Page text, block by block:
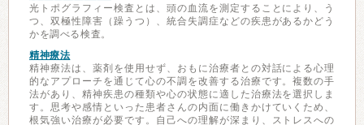
光トポグラフィー検査とは、頭の血流を測定することにより、う
つ、双極性障害（躁うつ）、統合失調症などの疾患があるかどう
かを調べる検査。
精神療法
精神療法は、薬剤を使用せず、おもに治療者との対話による心理
的なアプローチを通じて心の不調を改善する治療です。複数の手
法があり、精神疾患の種類や心の状態に適した治療法を選択しま
す。思考や感情といった患者さんの内面に働きかけていくため、
根気強い治療が必要です。自己への理解が深まり、ストレスへの